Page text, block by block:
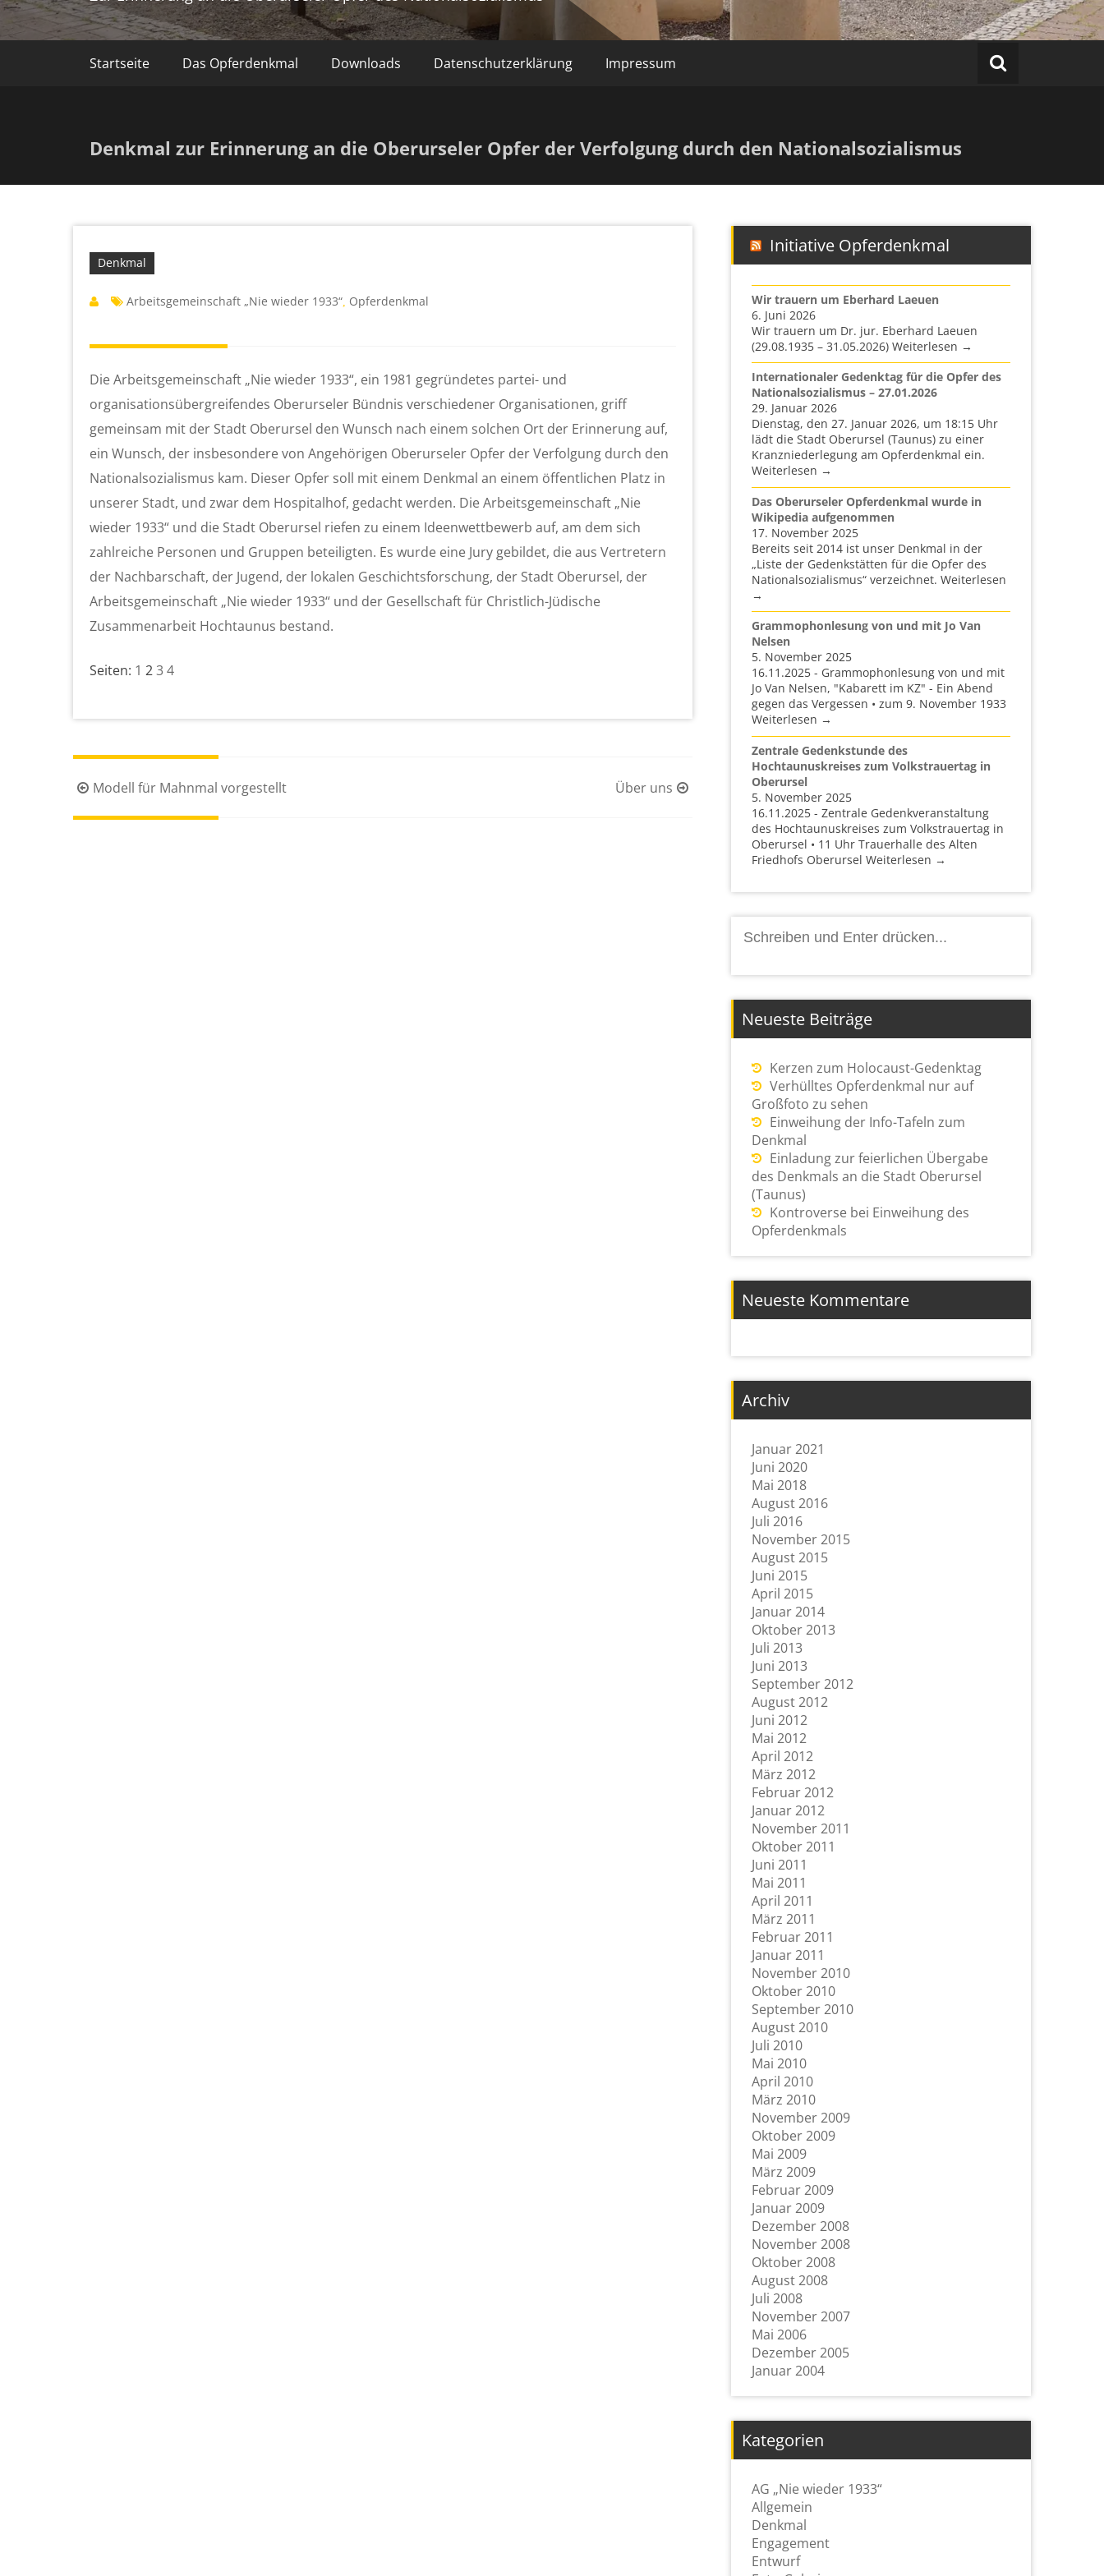
Startseite Das Opferdenkmal Downloads Datenschutzerklärung Impressum
Denkmal zur Erinnerung an die Oberurseler Opfer der Verfolgung durch den Nationalsozialismus
Denkmal
Arbeitsgemeinschaft „Nie wieder 1933“ Opferdenkmal
Die Arbeitsgemeinschaft „Nie wieder 1933“, ein 1981 gegründetes partei- und
organisationsübergreifendes Oberurseler Bündnis verschiedener Organisationen, griff
gemeinsam mit der Stadt Oberursel den Wunsch nach einem solchen Ort der Erinnerung auf,
ein Wunsch, der insbesondere von Angehörigen Oberurseler Opfer der Verfolgung durch den
Nationalsozialismus kam. Dieser Opfer soll mit einem Denkmal an einem öffentlichen Platz in
unserer Stadt, und zwar dem Hospitalhof, gedacht werden. Die Arbeitsgemeinschaft „Nie
wieder 1933“ und die Stadt Oberursel riefen zu einem Ideenwettbewerb auf, am dem sich
zahlreiche Personen und Gruppen beteiligten. Es wurde eine Jury gebildet, die aus Vertretern
der Nachbarschaft, der Jugend, der lokalen Geschichtsforschung, der Stadt Oberursel, der
Arbeitsgemeinschaft „Nie wieder 1933“ und der Gesellschaft für Christlich-Jüdische
Zusammenarbeit Hochtaunus bestand.
Seiten: 1 234
Beitragsnavigation
Modell für Mahnmal vorgestellt Über uns
Initiative Opferdenkmal
Wir trauern um Eberhard Laeuen
6. Juni 2026
Wir trauern um Dr. jur. Eberhard Laeuen
(29.08.1935 – 31.05.2026) Weiterlesen →
Internationaler Gedenktag für die Opfer des
Nationalsozialismus – 27.01.2026
29. Januar 2026
Dienstag, den 27. Januar 2026, um 18:15 Uhr
lädt die Stadt Oberursel (Taunus) zu einer
Kranzniederlegung am Opferdenkmal ein.
Weiterlesen →
Das Oberurseler Opferdenkmal wurde in
Wikipedia aufgenommen
17. November 2025
Bereits seit 2014 ist unser Denkmal in der
„Liste der Gedenkstätten für die Opfer des
Nationalsozialismus“ verzeichnet. Weiterlesen
→
Grammophonlesung von und mit Jo Van
Nelsen
5. November 2025
16.11.2025 - Grammophonlesung von und mit
Jo Van Nelsen, "Kabarett im KZ" - Ein Abend
gegen das Vergessen • zum 9. November 1933
Weiterlesen →
Zentrale Gedenkstunde des
Hochtaunuskreises zum Volkstrauertag in
Oberursel
5. November 2025
16.11.2025 - Zentrale Gedenkveranstaltung
des Hochtaunuskreises zum Volkstrauertag in
Oberursel • 11 Uhr Trauerhalle des Alten
Friedhofs Oberursel Weiterlesen →
nach:
Neueste Beiträge
Kerzen zum Holocaust-Gedenktag
Verhülltes Opferdenkmal nur auf
Großfoto zu sehen
Einweihung der Info-Tafeln zum
Denkmal
Einladung zur feierlichen Übergabe
des Denkmals an die Stadt Oberursel
(Taunus)
Kontroverse bei Einweihung des
Opferdenkmals
Neueste Kommentare
Archiv
Januar 2021
Juni 2020
Mai 2018
August 2016
Juli 2016
November 2015
August 2015
Juni 2015
April 2015
Januar 2014
Oktober 2013
Juli 2013
Juni 2013
September 2012
August 2012
Juni 2012
Mai 2012
April 2012
März 2012
Februar 2012
Januar 2012
November 2011
Oktober 2011
Juni 2011
Mai 2011
April 2011
März 2011
Februar 2011
Januar 2011
November 2010
Oktober 2010
September 2010
August 2010
Juli 2010
Mai 2010
April 2010
März 2010
November 2009
Oktober 2009
Mai 2009
März 2009
Februar 2009
Januar 2009
Dezember 2008
November 2008
Oktober 2008
August 2008
Juli 2008
November 2007
Mai 2006
Dezember 2005
Januar 2004
Kategorien
AG „Nie wieder 1933“
Allgemein
Denkmal
Engagement
Entwurf